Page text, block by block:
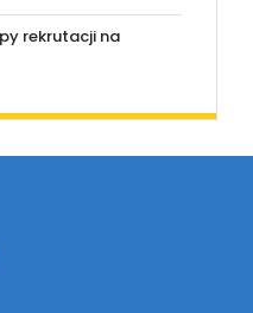
rekrutacji na